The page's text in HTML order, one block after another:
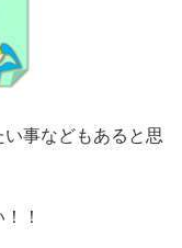
事などもあると思
！